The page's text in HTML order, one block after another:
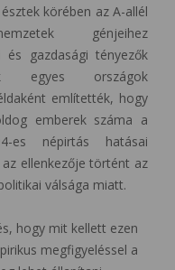
körében az A-allél
génjeihez
gazdasági tényezők
egyes országok
említették, hogy
emberek száma a
es népirtás hatásai
ellenkezője történt az
válsága miatt.
hogy mit kellett ezen
megfigyeléssel a